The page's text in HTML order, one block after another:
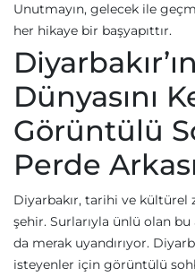
Unutmayın, gelecek ile
her hikaye bir başyapıttır.
Dünyasını
Görüntülü
Perde Arkası
Diyarbakır, tarihi ve
şehir. Surlarıyla ünlü olan
da merak uyandırıyor.
isteyenler için görüntülü